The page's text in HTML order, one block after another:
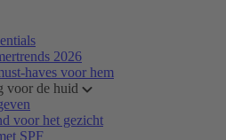
2026
haves voor hem
voor de huid
voor het gezicht
SPF